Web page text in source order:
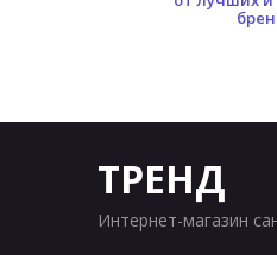
ТРЕНД
Интернет-магазин